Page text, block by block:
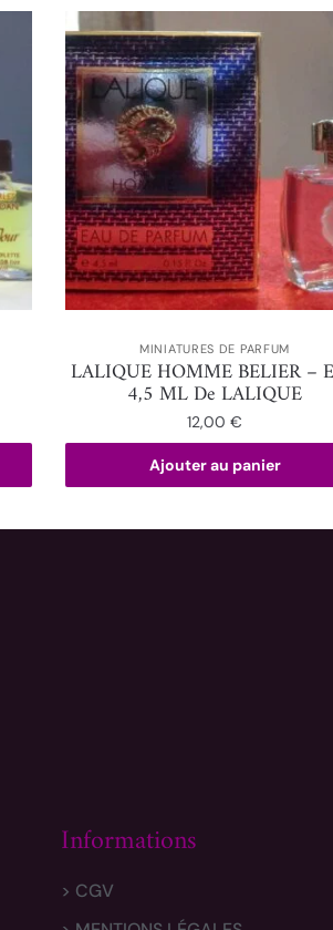
MINIATURES DE PARFUM
LALIQUE HOMME BELIER –
4,5 ML De LALIQUE
12,00€
Ajouter au panier
Informations
> CGV